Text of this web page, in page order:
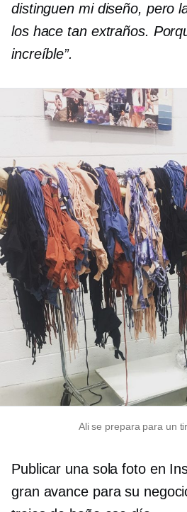
distinguen mi diseño, pero
los hace tan extraños.
increíble”.
Ali se prepara para un
Publicar una sola foto en
gran avance para su